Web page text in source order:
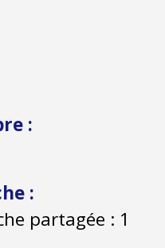
:
:
partagée : 1